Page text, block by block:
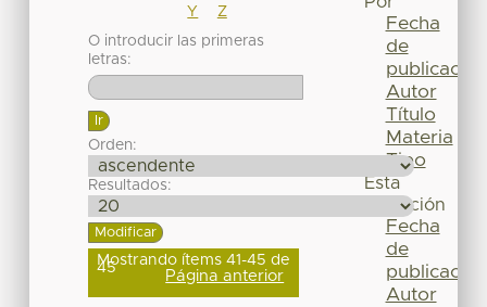
Y
Z
O introducir las primeras
letras:
Orden:
Resultados:
Mostrando ítems 41-45 de
45 Página anterior
Fecha
de
publicación
Autor
Título
Materia
Tipo
Esta
colección
Fecha
de
publicación
Autor